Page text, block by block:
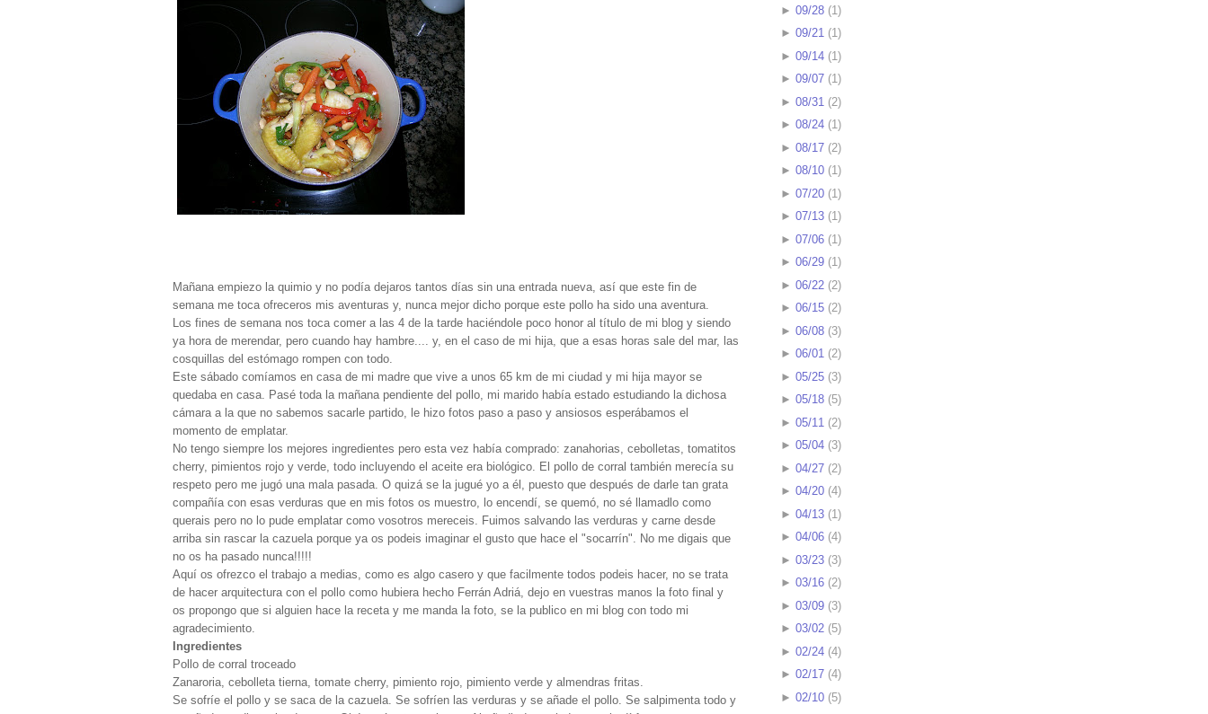
Mañana empiezo la quimio y no podía dejaros tantos días sin una entrada nueva, así que este fin de
semana me toca ofreceros mis aventuras y, nunca mejor dicho porque este pollo ha sido una aventura.
Los fines de semana nos toca comer a las 4 de la tarde haciéndole poco honor al título de mi blog y siendo
ya hora de merendar, pero cuando hay hambre.... y, en el caso de mi hija, que a esas horas sale del mar, las
cosquillas del estómago rompen con todo.
Este sábado comíamos en casa de mi madre que vive a unos 65 km de mi ciudad y mi hija mayor se
quedaba en casa. Pasé toda la mañana pendiente del pollo, mi marido había estado estudiando la dichosa
cámara a la que no sabemos sacarle partido, le hizo fotos paso a paso y ansiosos esperábamos el
momento de emplatar.
No tengo siempre los mejores ingredientes pero esta vez había comprado: zanahorias, cebolletas, tomatitos
cherry, pimientos rojo y verde, todo incluyendo el aceite era biológico. El pollo de corral también merecía su
respeto pero me jugó una mala pasada. O quizá se la jugué yo a él, puesto que después de darle tan grata
compañía con esas verduras que en mis fotos os muestro, lo encendí, se quemó, no sé llamadlo como
querais pero no lo pude emplatar como vosotros mereceis. Fuimos salvando las verduras y carne desde
arriba sin rascar la cazuela porque ya os podeis imaginar el gusto que hace el "socarrín". No me digais que
no os ha pasado nunca!!!!!
Aquí os ofrezco el trabajo a medias, como es algo casero y que facilmente todos podeis hacer, no se trata
de hacer arquitectura con el pollo como hubiera hecho Ferrán Adriá, dejo en vuestras manos la foto final y
os propongo que si alguien hace la receta y me manda la foto, se la publico en mi blog con todo mi
agradecimiento.
Ingredientes
Pollo de corral troceado
Zanaroria, cebolleta tierna, tomate cherry, pimiento rojo, pimiento verde y almendras fritas.
Se sofríe el pollo y se saca de la cazuela. Se sofríen las verduras y se añade el pollo. Se salpimenta todo y
► 09/28(1)
► 09/21(1)
► 09/14(1)
► 09/07(1)
► 08/31 (2)
► 08/24(1)
► 08/17(2)
► 08/10(1)
► 07/20(1)
► 07/13(1)
► 07/06(1)
► 06/29(1)
► 06/22(2)
► 06/15(2)
► 06/08(3)
► 06/01(2)
► 05/25(3)
► 05/18(5)
► 05/11 (2)
► 05/04(3)
► 04/27(2)
► 04/20(4)
► 04/13(1)
► 04/06(4)
► 03/23(3)
► 03/16(2)
► 03/09(3)
► 03/02(5)
► 02/24(4)
► 02/17(4)
► 02/10(5)